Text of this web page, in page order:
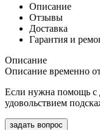
Описание
Отзывы
Доставка
Гарантия и
Описание
Описание временно
Если нужна помощь с
удовольствием
задать вопрос